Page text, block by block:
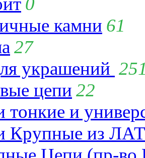
камни 61
27
украшений
цепи 22
тонкие и
Крупные из